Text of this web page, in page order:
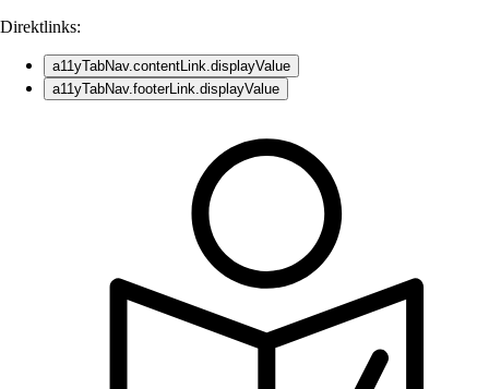
Direktlinks:
a11yTabNav.contentLink.displayValue
a11yTabNav.footerLink.displayValue